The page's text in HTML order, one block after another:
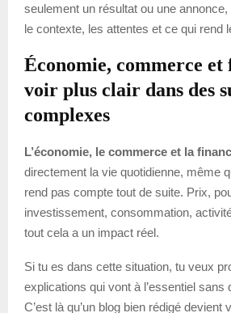
seulement un résultat ou une
le contexte, les attentes et ce qui rend
Économie, commerce et
voir plus clair dans des
complexes
L’économie, le commerce et la
directement la vie quotidienne, même
rend pas compte tout de suite. Prix,
investissement, consommation,
tout cela a un impact réel.
Si tu es dans cette situation, tu veux
explications qui vont à l’essentiel sans
C’est là qu’un blog bien rédigé devient